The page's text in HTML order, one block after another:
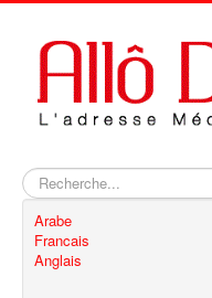
Rechercher
Arabe
Francais
Anglais